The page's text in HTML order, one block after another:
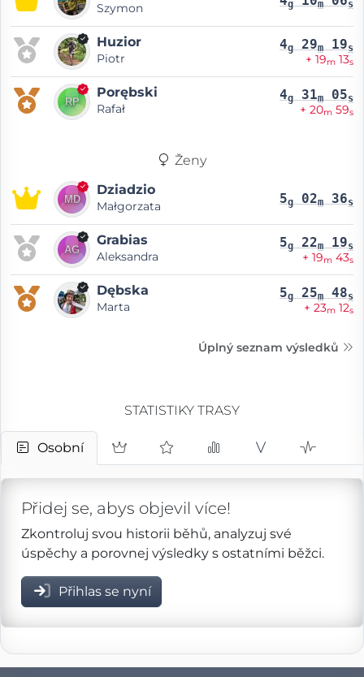
Szymon g m s
Huzior
Piotr
4g 29m 19s
+ 19m 13s
Porębski
Rafał
4g 31m 05s
+ 20m 59s
Ženy
Dziadzio
Małgorzata 5g 02m 36s
Grabias
Aleksandra
5g 22m 19s
+ 19m 43s
Dębska
Marta
5g 25m 48s
+ 23m 12s
Úplný seznam výsledků
STATISTIKY TRASY
Osobní
Přidej se, abys objevil více!
Zkontroluj svou historii běhů, analyzuj své
úspěchy a porovnej výsledky s ostatními běžci.
Přihlas se nyní